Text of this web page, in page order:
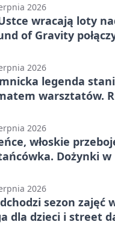
2026
wracają loty
of Gravity
2026
legenda
warsztatów.
2026
włoskie
Dożynki w
2026
sezon zajęć
dla dzieci i street